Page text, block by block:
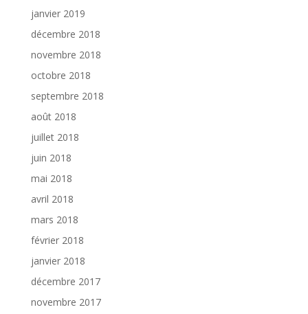
janvier 2019
décembre 2018
novembre 2018
octobre 2018
septembre 2018
août 2018
juillet 2018
juin 2018
mai 2018
avril 2018
mars 2018
février 2018
janvier 2018
décembre 2017
novembre 2017